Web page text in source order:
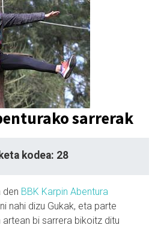
sarrerak
kodea: 28
den BBK Karpin Abentura
nahi dizu Gukak, eta parte
bi sarrera bikoitz ditu